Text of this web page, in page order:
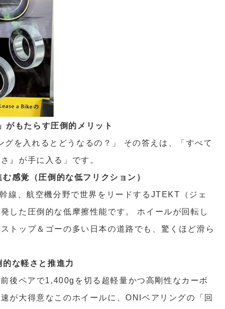
もたらす圧倒的メリット
を入れるとどうなるの？」 その答えは、「すべて
』が手に入る」です。
感覚（圧倒的な低フリクション）
線、航空機分野で世界をリードするJTEKT（ジェ
した圧倒的な低摩擦性能です。 ホイールが回転し
トップ＆ゴーの多い日本の道路でも、驚くほど滑ら
な軽さと推進力
後ペアで1,400gを切る超軽量かつ高剛性なカーボ
が大得意なこのホイールに、ONIベアリングの「回